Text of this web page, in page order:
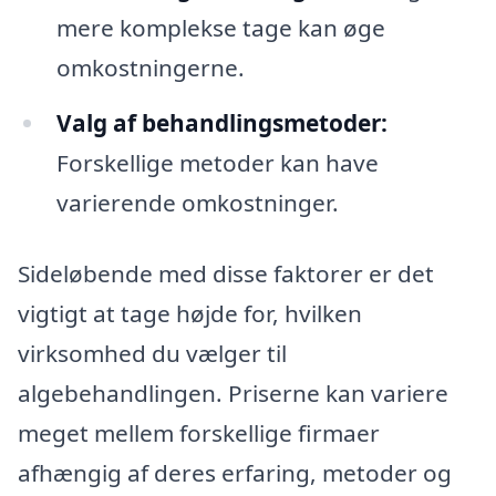
mere komplekse tage kan øge
omkostningerne.
Valg af behandlingsmetoder:
Forskellige metoder kan have
varierende omkostninger.
Sideløbende med disse faktorer er det
vigtigt at tage højde for, hvilken
virksomhed du vælger til
algebehandlingen. Priserne kan variere
meget mellem forskellige firmaer
afhængig af deres erfaring, metoder og